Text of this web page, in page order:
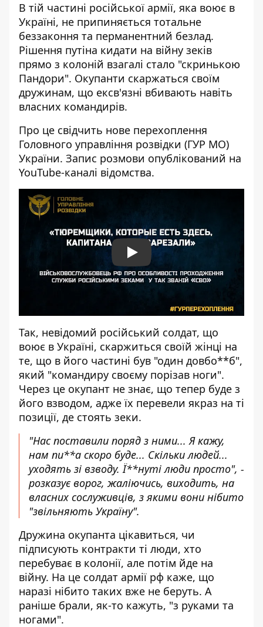
В тій частині російської армії, яка воює в
Україні, не припиняється тотальне
беззаконня та перманентний безлад.
Рішення путіна кидати на війну зеків
прямо з колоній взагалі стало "скринькою
Пандори". Окупанти скаржаться своїм
дружинам, що ексв'язні вбивають навіть
власних командирів.
Про це свідчить нове перехоплення
Головного управління розвідки (ГУР МО)
України. Запис розмови опублікований на
YouTube-каналі відомства.
Play
Так, невідомий російський солдат, що
воює в Україні, скаржиться своїй жінці на
те, що в його частині був "один довбо**б",
який "командиру своєму порізав ноги".
Через це окупант не знає, що тепер буде з
його взводом, адже їх перевели якраз на ті
позиції, де стоять зеки.
"Нас поставили поряд з ними... Я кажу,
нам пи**а скоро буде... Скільки людей...
уходять зі взводу. Ї**нуті люди просто", -
розказує ворог, жаліючись, виходить, на
власних сослуживців, з якими вони нібито
"звільняють Україну".
Дружина окупанта цікавиться, чи
підписують контракти ті люди, хто
перебуває в колонії, але потім йде на
війну. На це солдат армії рф каже, що
наразі нібито таких вже не беруть. А
раніше брали, як-то кажуть, "з руками та
ногами".